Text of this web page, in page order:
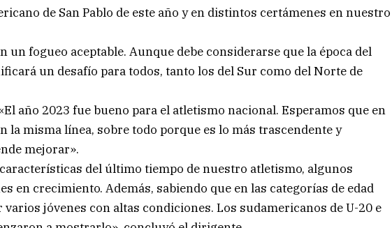
de San Pablo de este año y en distintos certámenes en nuestro
un fogueo aceptable. Aunque debe considerarse que la época del
un desafío para todos, tanto los del Sur como del Norte de
año 2023 fue bueno para el atletismo nacional. Esperamos que en
la misma línea, sobre todo porque es lo más trascendente y
mejorar».
del último tiempo de nuestro atletismo, algunos
en crecimiento. Además, sabiendo que en las categorías de edad
jóvenes con altas condiciones. Los sudamericanos de U-20 e